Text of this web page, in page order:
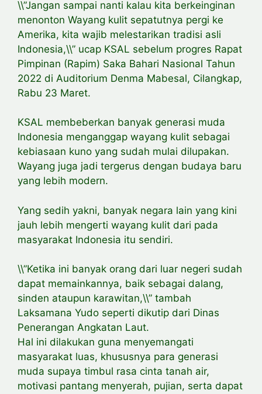
\\”Jangan sampai nanti kalau kita berkeinginan
menonton Wayang kulit sepatutnya pergi ke
Amerika, kita wajib melestarikan tradisi asli
Indonesia,\\” ucap KSAL sebelum progres Rapat
Pimpinan (Rapim) Saka Bahari Nasional Tahun
2022 di Auditorium Denma Mabesal, Cilangkap,
Rabu 23 Maret.
KSAL membeberkan banyak generasi muda
Indonesia menganggap wayang kulit sebagai
kebiasaan kuno yang sudah mulai dilupakan.
Wayang juga jadi tergerus dengan budaya baru
yang lebih modern.
Yang sedih yakni, banyak negara lain yang kini
jauh lebih mengerti wayang kulit dari pada
masyarakat Indonesia itu sendiri.
\\”Ketika ini banyak orang dari luar negeri sudah
dapat memainkannya, baik sebagai dalang,
sinden ataupun karawitan,\\” tambah
Laksamana Yudo seperti dikutip dari Dinas
Penerangan Angkatan Laut.
Hal ini dilakukan guna menyemangati
masyarakat luas, khususnya para generasi
muda supaya timbul rasa cinta tanah air,
motivasi pantang menyerah, pujian, serta dapat